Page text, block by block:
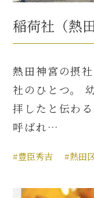
稲荷社（熱
熱田神宮の摂
社のひとつ。
拝したと伝わ
呼ばれ…
#豊臣秀吉 #熱田